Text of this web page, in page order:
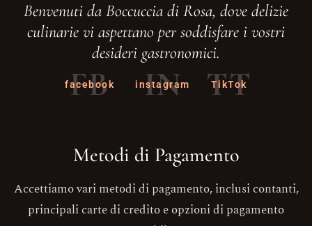
Benvenuti da Boccuccia di Rosa, dove delizie
culinarie vi aspettano per soddisfare i vostri
desideri gastronomici.
FB
facebook IN
instagram TT
TikTok
Metodi di Pagamento
Accettiamo vari metodi di pagamento, inclusi contanti,
principali carte di credito e opzioni di pagamento